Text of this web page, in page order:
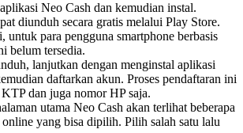
Neo Cash dan kemudian instal.
diunduh secara gratis melalui Play Store.
untuk para pengguna smartphone berbasis
belum tersedia.
lanjutkan dengan menginstal aplikasi
daftarkan akun. Proses pendaftaran ini
dan juga nomor HP saja.
utama Neo Cash akan terlihat beberapa
yang bisa dipilih. Pilih salah satu lalu